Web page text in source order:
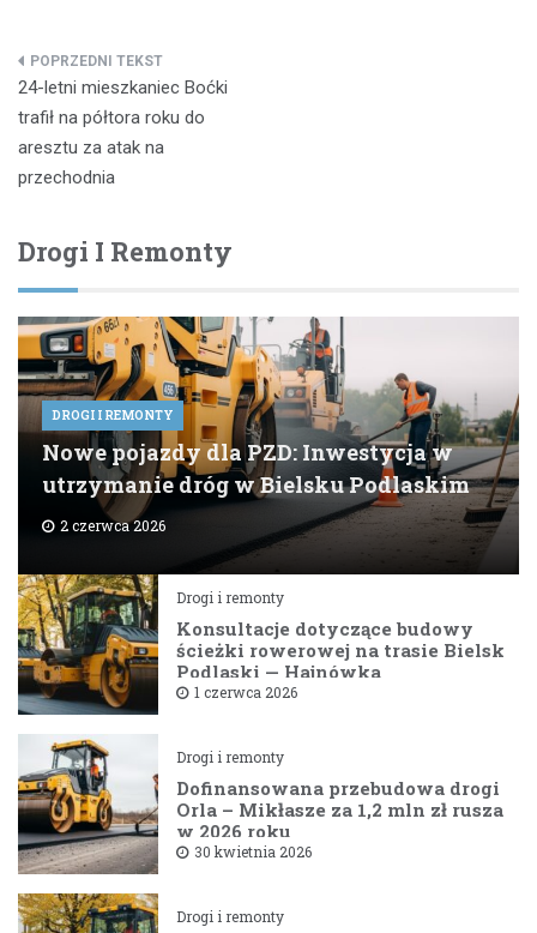
Nawigacja
wpisu
24-letni mieszkaniec Boćki
trafił na półtora roku do
aresztu za atak na
przechodnia
Drogi I Remonty
DROGI I REMONTY
Nowe pojazdy dla PZD: Inwestycja w
utrzymanie dróg w Bielsku Podlaskim
2 czerwca 2026
Drogi i remonty
Konsultacje dotyczące budowy
ścieżki rowerowej na trasie Bielsk
Podlaski — Hajnówka
1 czerwca 2026
Drogi i remonty
Dofinansowana przebudowa drogi
Orla – Mikłasze za 1,2 mln zł rusza
w 2026 roku
30 kwietnia 2026
Drogi i remonty